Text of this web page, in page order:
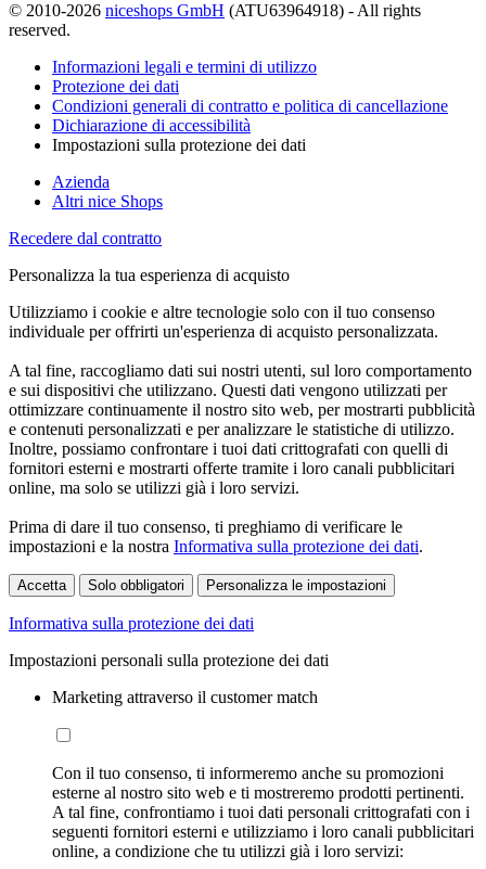
© 2010-2026 niceshops GmbH (ATU63964918) - All rights
reserved.
Informazioni legali e termini di utilizzo
Protezione dei dati
Condizioni generali di contratto e politica di cancellazione
Dichiarazione di accessibilità
Impostazioni sulla protezione dei dati
Azienda
Altri nice Shops
Recedere dal contratto
Personalizza la tua esperienza di acquisto
Utilizziamo i cookie e altre tecnologie solo con il tuo consenso
individuale per offrirti un'esperienza di acquisto personalizzata.
A tal fine, raccogliamo dati sui nostri utenti, sul loro comportamento
e sui dispositivi che utilizzano. Questi dati vengono utilizzati per
ottimizzare continuamente il nostro sito web, per mostrarti pubblicità
e contenuti personalizzati e per analizzare le statistiche di utilizzo.
Inoltre, possiamo confrontare i tuoi dati crittografati con quelli di
fornitori esterni e mostrarti offerte tramite i loro canali pubblicitari
online, ma solo se utilizzi già i loro servizi.
Prima di dare il tuo consenso, ti preghiamo di verificare le
impostazioni e la nostra Informativa sulla protezione dei dati.
Accetta Solo obbligatori Personalizza le impostazioni
Informativa sulla protezione dei dati
Impostazioni personali sulla protezione dei dati
Marketing attraverso il customer match
Con il tuo consenso, ti informeremo anche su promozioni
esterne al nostro sito web e ti mostreremo prodotti pertinenti.
A tal fine, confrontiamo i tuoi dati personali crittografati con i
seguenti fornitori esterni e utilizziamo i loro canali pubblicitari
online, a condizione che tu utilizzi già i loro servizi: